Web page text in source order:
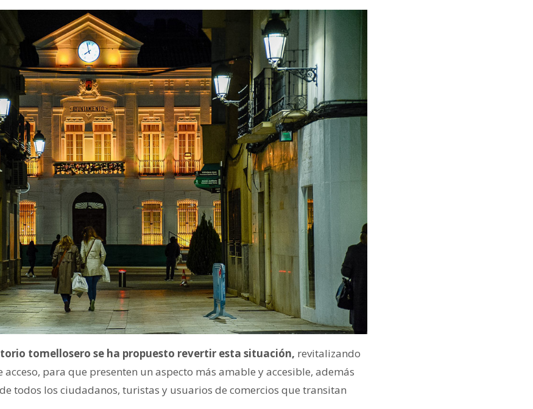
tomellosero se ha propuesto revertir esta situación, revitalizando
para que presenten un aspecto más amable y accesible, además
todos los ciudadanos, turistas y usuarios de comercios que transitan